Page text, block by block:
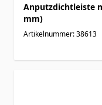
Anputzdichtleiste
mm)
Artikelnummer: 38613